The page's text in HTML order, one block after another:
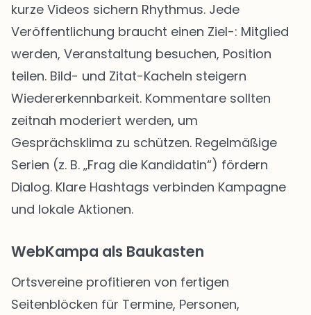
kurze Videos sichern Rhythmus. Jede
Veröffentlichung braucht einen Ziel-: Mitglied
werden, Veranstaltung besuchen, Position
teilen. Bild- und Zitat-Kacheln steigern
Wiedererkennbarkeit. Kommentare sollten
zeitnah moderiert werden, um
Gesprächsklima zu schützen. Regelmäßige
Serien (z. B. „Frag die Kandidatin“) fördern
Dialog. Klare Hashtags verbinden Kampagne
und lokale Aktionen.
WebKampa als Baukasten
Ortsvereine profitieren von fertigen
Seitenblöcken für Termine, Personen,